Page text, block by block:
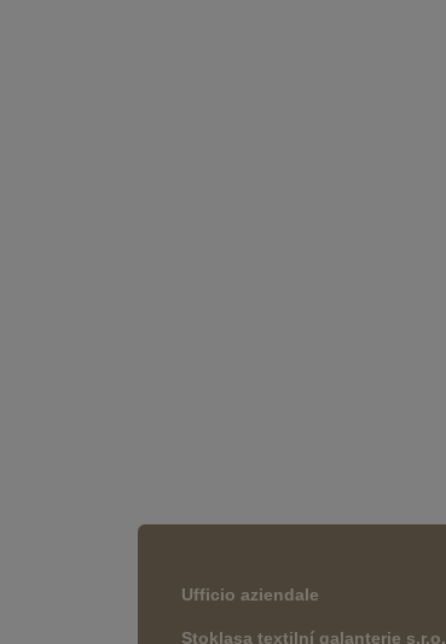
Ufficio aziendale
Stoklasa textilní galanterie s.r.o.